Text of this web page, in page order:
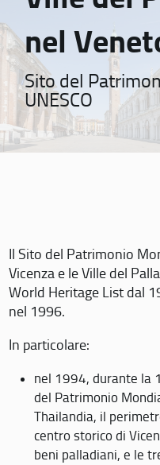
nel
Sito del
UNESCO
Il Sito del Patrimonio
Vicenza e le Ville del
World Heritage List dal
nel 1996.
In particolare:
nel 1994, durante la
del Patrimonio
Thailandia, il
centro storico di
beni palladiani, e le